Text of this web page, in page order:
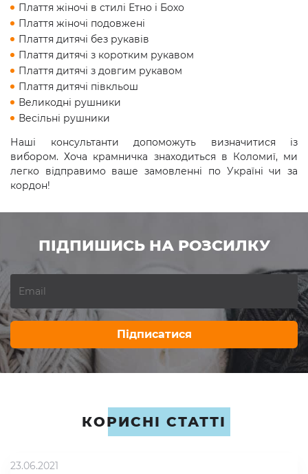
Плаття жіночі в стилі Етно і Бохо
Плаття жіночі подовжені
Плаття дитячі без рукавів
Плаття дитячі з коротким рукавом
Плаття дитячі з довгим рукавом
Плаття дитячі півкльош
Великодні рушники
Весільні рушники
Наші консультанти допоможуть визначитися із
вибором. Хоча крамничка знаходиться в Коломиї, ми
легко відправимо ваше замовленні по Україні чи за
кордон!
ПІДПИШИСЬ НА РОЗСИЛКУ
Підписатися
КОРИСНІ СТАТТІ
23.06.2021